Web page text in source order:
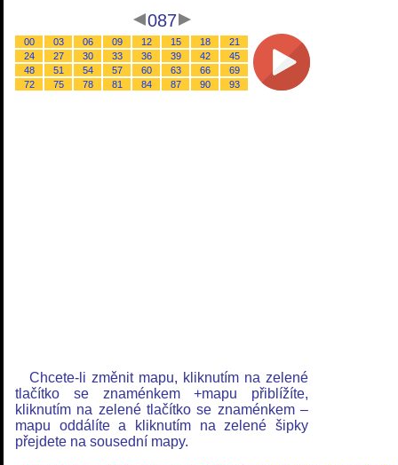
087
00 03 06 09 12 15 18
21
24
27 30 33 36 39 42
45
48
51 54 57 60 63 66
69
72
75 78 81 84 87 90 93
Chcete-li změnit mapu, kliknutím na zelené
tlačítko se znaménkem +mapu přiblížíte,
kliknutím na zelené tlačítko se znaménkem –
mapu oddálíte a kliknutím na zelené šipky
přejdete na sousední mapy.